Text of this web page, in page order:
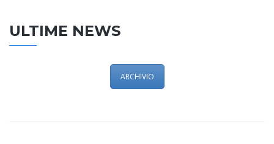
ULTIME NEWS
ARCHIVIO